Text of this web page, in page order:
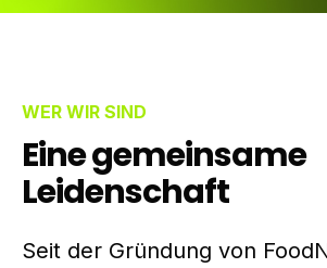
WER WIR SIND
Eine gemeinsame
Leidenschaft
Seit der Gründung von